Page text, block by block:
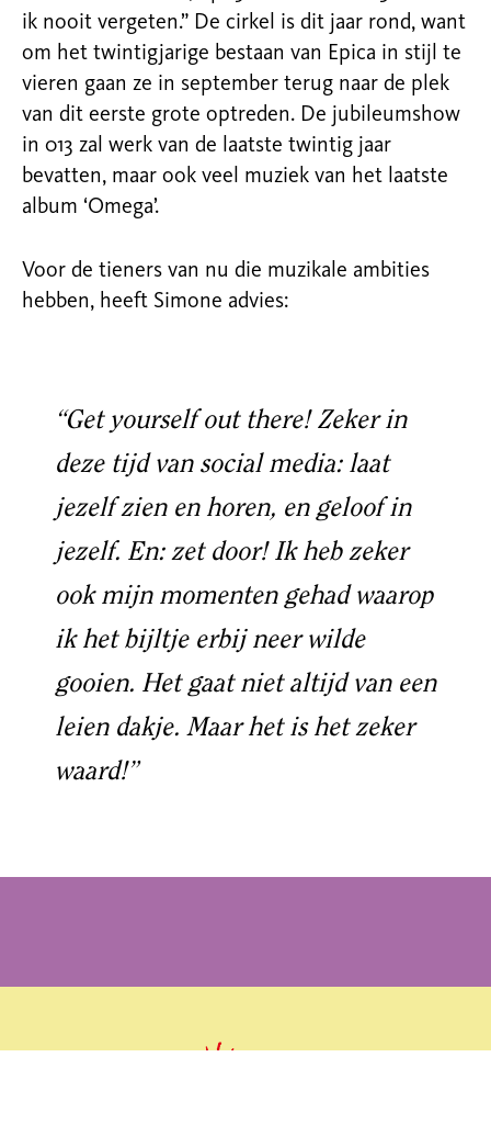
ik nooit vergeten.” De cirkel is dit jaar rond, want
om het twintigjarige bestaan van Epica in stijl te
vieren gaan ze in september terug naar de plek
van dit eerste grote optreden. De jubileumshow
in 013 zal werk van de laatste twintig jaar
bevatten, maar ook veel muziek van het laatste
album ‘Omega’.
Voor de tieners van nu die muzikale ambities
hebben, heeft Simone advies:
“Get yourself out there! Zeker in
deze tijd van social media: laat
jezelf zien en horen, en geloof in
jezelf. En: zet door! Ik heb zeker
ook mijn momenten gehad waarop
ik het bijltje erbij neer wilde
gooien. Het gaat niet altijd van een
leien dakje. Maar het is het zeker
waard!”